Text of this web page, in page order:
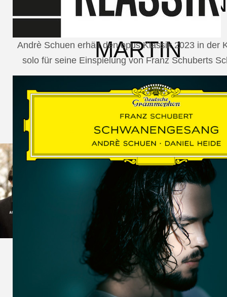
MARTIN
SCHUMANN,
LIEDERKREIS
OP. 24
SECHS
MONOLOGE
AUS
JEDERMANN
GESÄNGE
DES
HARFNERS
Andrè Schuen,
Andrè Schuen erhält den opus Klassik 2023 in der
solo für seine Einspielung von Franz Schuberts